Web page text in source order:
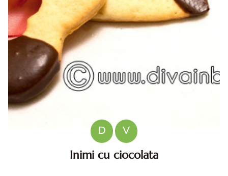
D
V
Inimi cu ciocolata